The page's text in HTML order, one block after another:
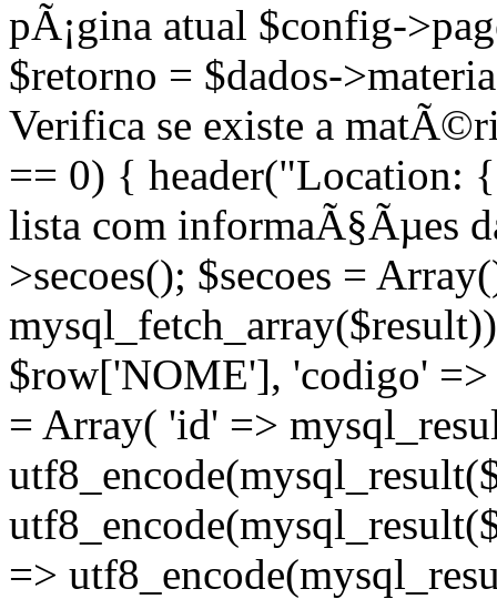
pÃ¡gina atual $config-
$retorno = $dados-
Verifica se existe a
== 0) { header("Location:
lista com informaÃ§Ãµes
>secoes(); $secoes =
$row['NOME'], 'codigo'
= Array( 'id' =>
=>